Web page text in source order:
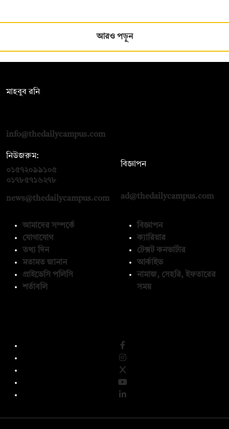
আরও পড়ুন
মাহবুব রনি
info@thedailycampus.com
নিউজরুম:
০১৫৭২০৯৯১০৫
০১৭৮৫৭১৬২৭৮
news@thedailycampus.com
বিজ্ঞাপন
ad@thedailycampus.com
আমাদের সম্পর্কে
যোগাযোগ
তথ্য দিন
মতামত জানান
প্রাইভেসি পলিসি
শর্তাবলি
বিজ্ঞাপন
ক্যারিয়ার
টেক্সট কনভার্টার
আর্কাইভ
নামাজ, সেহরি, ইফতারের
সময়